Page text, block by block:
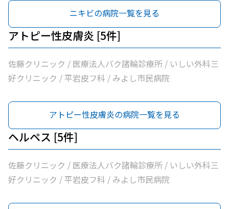
ニキビの病院一覧を見る
アトピー性皮膚炎 [5件]
佐藤クリニック / 医療法人バク諸輪診療所 / いしい外科三
好クリニック / 平岩皮フ科 / みよし市民病院
アトピー性皮膚炎の病院一覧を見る
ヘルペス [5件]
佐藤クリニック / 医療法人バク諸輪診療所 / いしい外科三
好クリニック / 平岩皮フ科 / みよし市民病院